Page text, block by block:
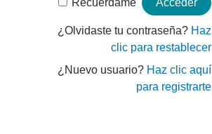
Recuérdame
¿Olvidaste tu contraseña? Haz
clic para restablecer
¿Nuevo usuario? Haz clic aquí
para registrarte